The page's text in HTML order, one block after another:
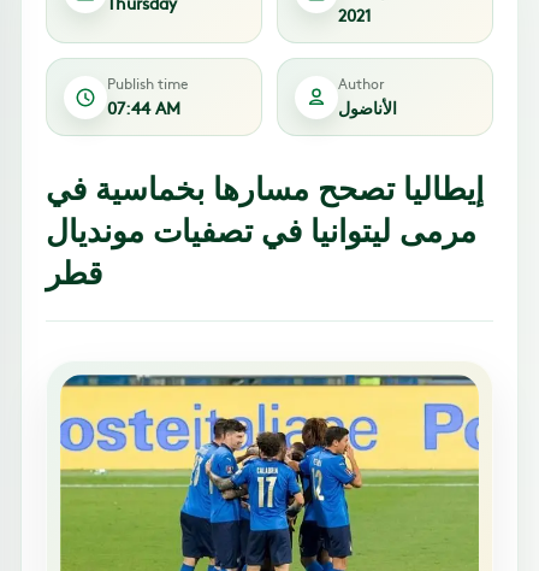
2021
Publish time
07:44 AM
Author
الأناضول
إيطاليا تصحح مسارها بخماسية في
مرمى ليتوانيا في تصفيات مونديال
قطر